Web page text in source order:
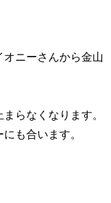
ニーさんから金山
らなくなります。
も合います。